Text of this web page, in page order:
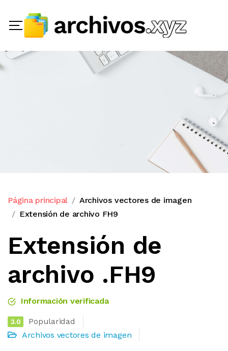
Página principal
Archivos vectores de imagen
Extensión de archivo FH9
Extensión de
archivo .FH9
Información verificada
3.0
Popularidad
Archivos vectores de imagen